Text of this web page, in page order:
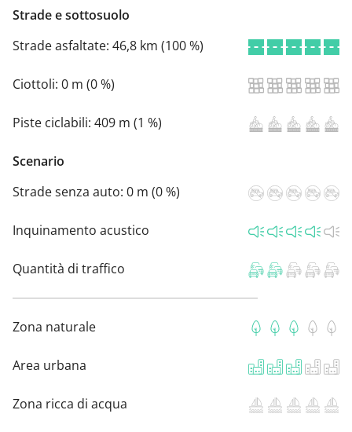
Strade e sottosuolo
Strade asfaltate: 46,8 km (100 %)
Ciottoli: 0 m (0 %)
Piste ciclabili: 409 m (1 %)
Scenario
Strade senza auto: 0 m (0 %)
Inquinamento acustico
Quantità di traffico
Zona naturale
Area urbana
Zona ricca di acqua